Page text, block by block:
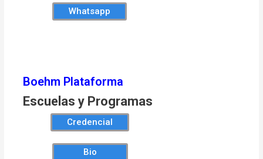
Whatsapp
Boehm Plataforma
Escuelas y Programas
Credencial
Bio